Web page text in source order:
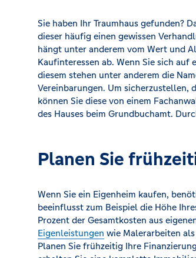
Sie haben Ihr Traumhaus gefunden?
dieser häufig einen gewissen
hängt unter anderem vom Wert und
Kaufinteressen ab. Wenn Sie sich
diesem stehen unter anderem die
Vereinbarungen. Um sicherzustellen,
können Sie diese von einem
des Hauses beim Grundbuchamt.
Planen Sie
Wenn Sie ein Eigenheim kaufen,
beeinflusst zum Beispiel die Höhe
Prozent der Gesamtkosten aus
Eigenleistungen wie Malerarbeiten
Planen Sie frühzeitig Ihre